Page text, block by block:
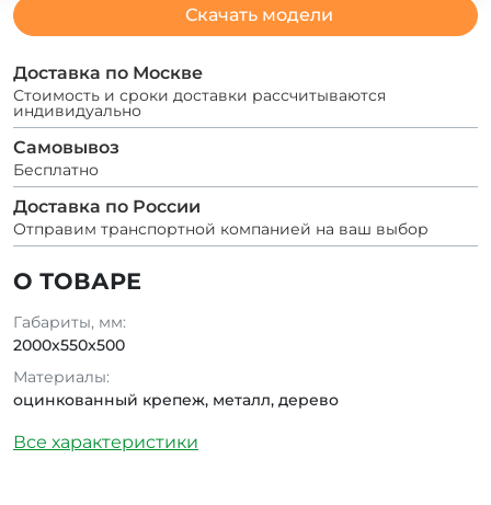
О ТОВАРЕ
Габариты, мм:
2000x550x500
Материалы:
оцинкованный крепеж, металл, дерево
Все характеристики
Скачать модели
Доставка по Москве
Стоимость и сроки доставки рассчитываются
индивидуально
Самовывоз
Бесплатно
Доставка по России
Отправим транспортной компанией на ваш выбор